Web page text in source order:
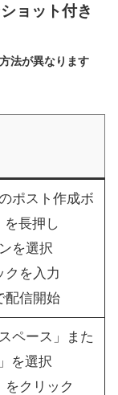
ョット付き
法が異なります
ポスト作成ボ
を長押し
を選択
クを入力
配信開始
ペース」また
を選択
をクリック